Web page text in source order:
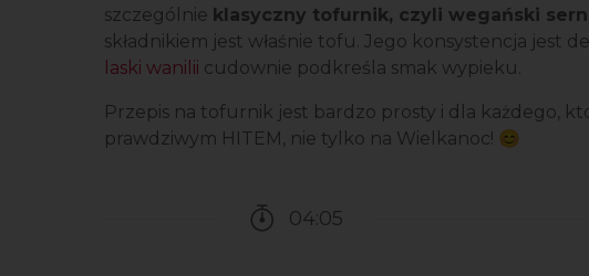
szczególnie klasyczny tofurnik, czyli wegański
składnikiem jest właśnie tofu. Jego konsystencja jest
laski wanilii cudownie podkreśla smak wypieku.
Przepis na tofurnik jest bardzo prosty i dla każdego,
prawdziwym HITEM, nie tylko na Wielkanoc! 😊
04:05